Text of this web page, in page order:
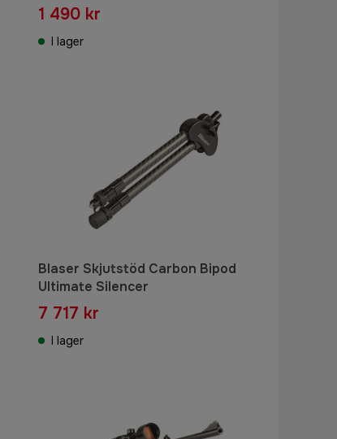
1 490 kr
I lager
Blaser Skjutstöd Carbon Bipod
Ultimate Silencer
7 717 kr
I lager